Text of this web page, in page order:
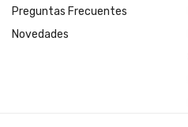
Preguntas Frecuentes
Novedades